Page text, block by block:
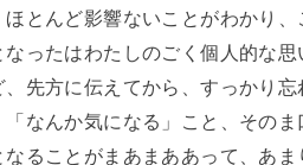
とんど影響ないことがわかり
ったはわたしのごく個人的な
先方に伝えてから、すっかり
なんか気になる」こと、その
ることがまあまああって、あ